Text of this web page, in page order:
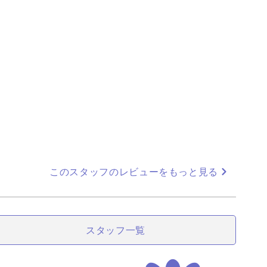
このスタッフのレビューをもっと見る
スタッフ一覧